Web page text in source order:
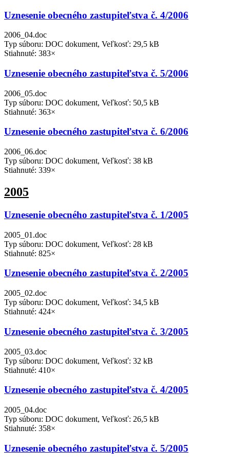
Uznesenie obecného zastupiteľstva č. 4/2006
2006_04.doc
Typ súboru: DOC dokument, Veľkosť: 29,5 kB
Stiahnuté: 383×
Uznesenie obecného zastupiteľstva č. 5/2006
2006_05.doc
Typ súboru: DOC dokument, Veľkosť: 50,5 kB
Stiahnuté: 363×
Uznesenie obecného zastupiteľstva č. 6/2006
2006_06.doc
Typ súboru: DOC dokument, Veľkosť: 38 kB
Stiahnuté: 339×
2005
Uznesenie obecného zastupiteľstva č. 1/2005
2005_01.doc
Typ súboru: DOC dokument, Veľkosť: 28 kB
Stiahnuté: 825×
Uznesenie obecného zastupiteľstva č. 2/2005
2005_02.doc
Typ súboru: DOC dokument, Veľkosť: 34,5 kB
Stiahnuté: 424×
Uznesenie obecného zastupiteľstva č. 3/2005
2005_03.doc
Typ súboru: DOC dokument, Veľkosť: 32 kB
Stiahnuté: 410×
Uznesenie obecného zastupiteľstva č. 4/2005
2005_04.doc
Typ súboru: DOC dokument, Veľkosť: 26,5 kB
Stiahnuté: 358×
Uznesenie obecného zastupiteľstva č. 5/2005